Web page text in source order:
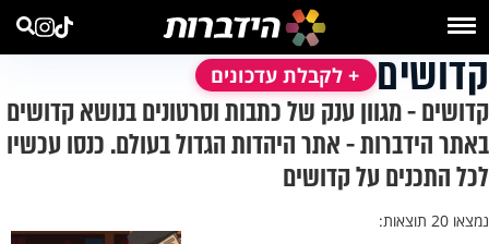
קדושים + לקבלת עדכונים
קדושים - מגוון ענק של כתבות וסרטונים בנושא קדושים
באתר הידברות - אתר היהדות הגדול בעולם. כנסו עכשיו
לכל התכנים על קדושים
נמצאו 20 תוצאות: